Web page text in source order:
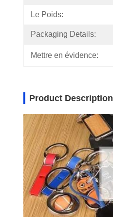
Le Poids:
Packaging Details:
Mettre en évidence:
Product Description